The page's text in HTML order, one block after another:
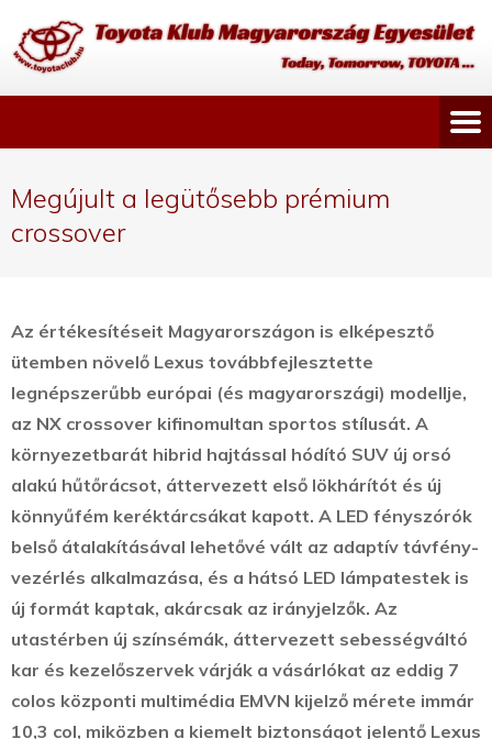
Megújult a legütősebb prémium
crossover
Az értékesítéseit Magyarországon is elképesztő
ütemben növelő Lexus továbbfejlesztette
legnépszerűbb európai (és magyarországi) modellje,
az NX crossover kifinomultan sportos stílusát. A
környezetbarát hibrid hajtással hódító SUV új orsó
alakú hűtőrácsot, áttervezett első lökhárítót és új
könnyűfém keréktárcsákat kapott. A LED fényszórók
belső átalakításával lehetővé vált az adaptív távfény-
vezérlés alkalmazása, és a hátsó LED lámpatestek is
új formát kaptak, akárcsak az irányjelzők. Az
utastérben új színsémák, áttervezett sebességváltó
kar és kezelőszervek várják a vásárlókat az eddig 7
colos központi multimédia EMVN kijelző mérete immár
10,3 col, miközben a kiemelt biztonságot jelentő Lexus